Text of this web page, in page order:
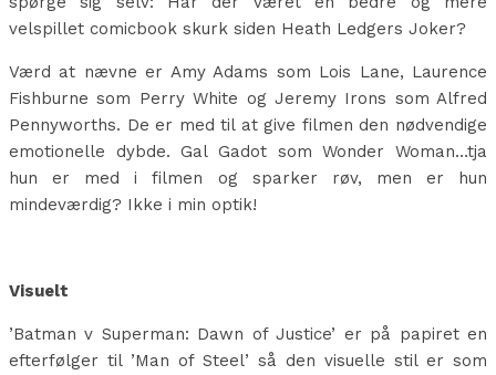
velspillet comicbook skurk siden Heath Ledgers Joker?
Værd at nævne er Amy Adams som Lois Lane, Laurence
Fishburne som Perry White og Jeremy Irons som Alfred
Pennyworths. De er med til at give filmen den nødvendige
emotionelle dybde. Gal Gadot som Wonder Woman…tja
hun er med i filmen og sparker røv, men er hun
mindeværdig? Ikke i min optik!
Visuelt
’Batman v Superman: Dawn of Justice’ er på papiret en
efterfølger til ’Man of Steel’ så den visuelle stil er som